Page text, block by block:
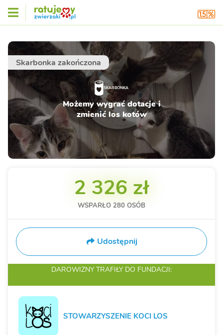
Skarbonka zakończona
SKARBONKA
Możemy wygrać dotacje i
zmienić los kotów
2 326 zł
WSPARŁO 280 OSÓB
Udostępnij
DAROWIZNY TRAFIŁY DO FUNDACJI:
STOWARZYSZENIE KOCI LOS